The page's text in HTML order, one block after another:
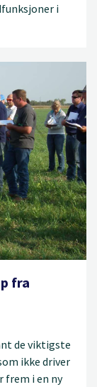
i
fra
de viktigste
ikke driver
frem i en ny